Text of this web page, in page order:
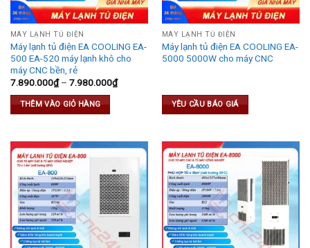
MÁY LẠNH TỦ ĐIỆN
Máy lạnh tủ điện EA COOLING EA-
500 EA-520 máy lạnh khô cho
máy CNC bền, rẻ
7.890.000₫– 7.980.000₫
THÊM VÀO GIỎ HÀNG
MÁY LẠNH TỦ ĐIỆN
Máy lạnh tủ điện EA COOLING EA-
5000 5000W cho máy CNC
YÊU CẦU BÁO GIÁ